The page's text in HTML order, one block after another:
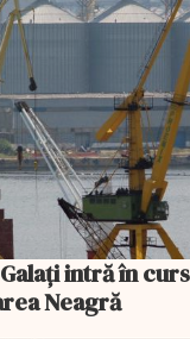
intră în
Neagră